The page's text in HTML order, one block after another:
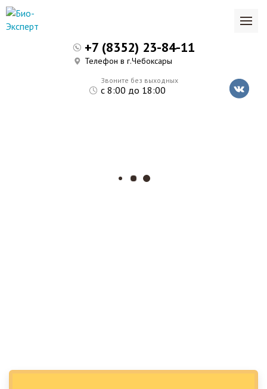
Звоните без выходных
с 8:00 до 18:00
+7 (8352) 23-84-11
Телефон в г.Чебоксары